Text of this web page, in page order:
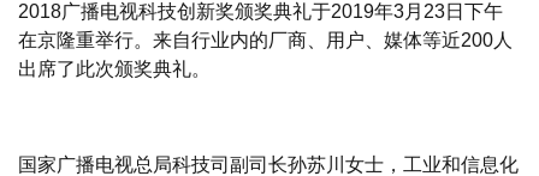
2018广播电视科技创新奖颁奖典礼于2019年3月23日下午
在京隆重举行。来自行业内的厂商、用户、媒体等近200人
出席了此次颁奖典礼。
国家广播电视总局科技司副司长孙苏川女士，工业和信息化